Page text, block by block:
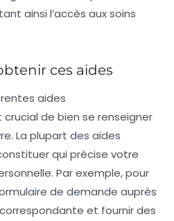
ainsi l’accès aux soins
ces aides
aides
crucial de bien se renseigner
La plupart des aides
qui précise votre
Par exemple, pour
de demande auprès
correspondante et fournir des